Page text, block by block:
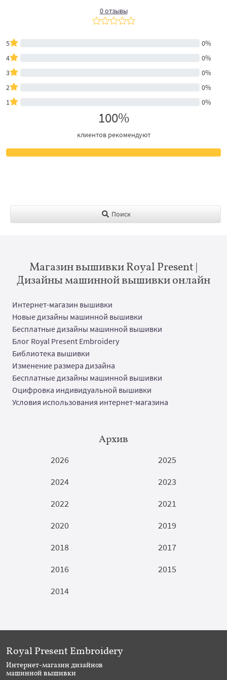
0 отзывы
5
0%
4
0%
3
0%
2
0%
1
0%
100%
клиентов рекомендуют
Поиск
Магазин вышивки Royal Present |
Дизайны машинной вышивки онлайн
Интернет-магазин вышивки
Новые дизайны машинной вышивки
Бесплатные дизайны машинной вышивки
Блог Royal Present Embroidery
Библиотека вышивки
Изменение размера дизайна
Бесплатные дизайны машинной вышивки
Оцифровка индивидуальной вышивки
Условия использования интернет-магазина
Архив
2026
2025
2024
2023
2022
2021
2020
2019
2018
2017
2016
2015
2014
Royal Present Embroidery
Интернет-магазин дизайнов
машинной вышивки